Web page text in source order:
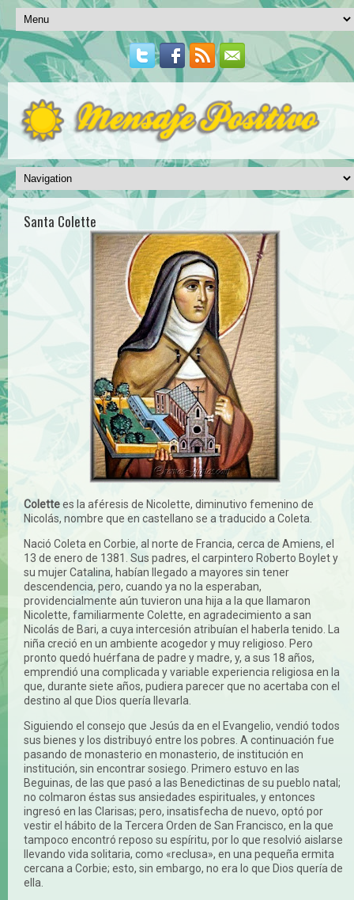
Santa Colette
Colettees la aféresis de Nicolette, diminutivo femenino de
Nicolás, nombre que en castellano se a traducido a Coleta.
Nació Coleta en Corbie, al norte de Francia, cerca de Amiens, el
13 de enero de 1381. Sus padres, el carpintero Roberto Boylet y
su mujer Catalina, habían llegado a mayores sin tener
descendencia, pero, cuando ya no la esperaban,
providencialmente aún tuvieron una hija a la que llamaron
Nicolette, familiarmente Colette, en agradecimiento a san
Nicolás de Bari, a cuya intercesión atribuían el haberla tenido. La
niña creció en un ambiente acogedor y muy religioso. Pero
pronto quedó huérfana de padre y madre, y, a sus 18 años,
emprendió una complicada y variable experiencia religiosa en la
que, durante siete años, pudiera parecer que no acertaba con el
destino al que Dios quería llevarla.
Siguiendo el consejo que Jesús da en el Evangelio, vendió todos
sus bienes y los distribuyó entre los pobres. A continuación fue
pasando de monasterio en monasterio, de institución en
institución, sin encontrar sosiego. Primero estuvo en las
Beguinas, de las que pasó a las Benedictinas de su pueblo natal;
no colmaron éstas sus ansiedades espirituales, y entonces
ingresó en las Clarisas; pero, insatisfecha de nuevo, optó por
vestir el hábito de la Tercera Orden de San Francisco, en la que
tampoco encontró reposo su espíritu, por lo que resolvió aislarse
llevando vida solitaria, como «reclusa», en una pequeña ermita
cercana a Corbie; esto, sin embargo, no era lo que Dios quería de
ella.